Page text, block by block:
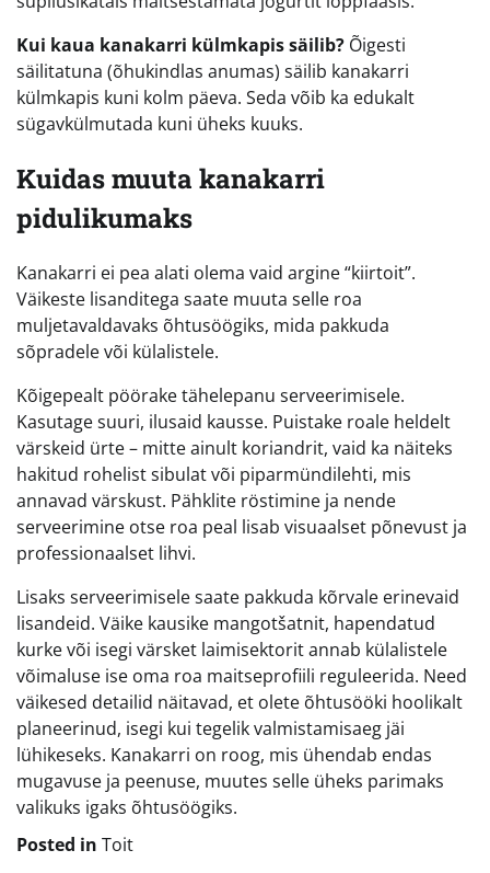
Kui kaua kanakarri külmkapis säilib? Õigesti
säilitatuna (õhukindlas anumas) säilib kanakarri
külmkapis kuni kolm päeva. Seda võib ka edukalt
sügavkülmutada kuni üheks kuuks.
Kuidas muuta kanakarri
pidulikumaks
Kanakarri ei pea alati olema vaid argine “kiirtoit”.
Väikeste lisanditega saate muuta selle roa
muljetavaldavaks õhtusöögiks, mida pakkuda
sõpradele või külalistele.
Kõigepealt pöörake tähelepanu serveerimisele.
Kasutage suuri, ilusaid kausse. Puistake roale heldelt
värskeid ürte – mitte ainult koriandrit, vaid ka näiteks
hakitud rohelist sibulat või piparmündilehti, mis
annavad värskust. Pähklite röstimine ja nende
serveerimine otse roa peal lisab visuaalset põnevust ja
professionaalset lihvi.
Lisaks serveerimisele saate pakkuda kõrvale erinevaid
lisandeid. Väike kausike mangotšatnit, hapendatud
kurke või isegi värsket laimisektorit annab külalistele
võimaluse ise oma roa maitseprofiili reguleerida. Need
väikesed detailid näitavad, et olete õhtusööki hoolikalt
planeerinud, isegi kui tegelik valmistamisaeg jäi
lühikeseks. Kanakarri on roog, mis ühendab endas
mugavuse ja peenuse, muutes selle üheks parimaks
valikuks igaks õhtusöögiks.
Posted in Toit